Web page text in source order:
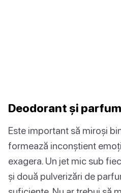
Deodorant și parfum
Este important să miroși
formează inconștient
exagera. Un jet mic sub
și două pulverizări de